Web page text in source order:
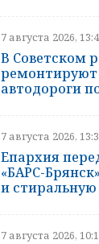
7 августа 2026,
В Советском
ремонтируют
автодороги
7 августа 2026,
Епархия
«БАРС-
и
7 августа 2026,